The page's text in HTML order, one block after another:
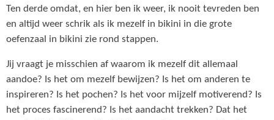
Ten derde omdat, en hier ben ik weer, ik nooit tevreden ben
en altijd weer schrik als ik mezelf in bikini in die grote
oefenzaal in bikini zie rond stappen.
Jij vraagt je misschien af waarom ik mezelf dit allemaal
aandoe? Is het om mezelf bewijzen? Is het om anderen te
inspireren? Is het pochen? Is het voor mijzelf motiverend? Is
het proces fascinerend? Is het aandacht trekken? Dat het